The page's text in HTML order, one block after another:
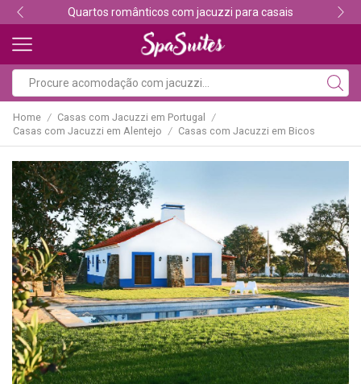
Quartos românticos com jacuzzi para casais
Home / Casas com Jacuzzi em Portugal /
Casas com Jacuzzi em Alentejo / Casas com Jacuzzi em Bicos